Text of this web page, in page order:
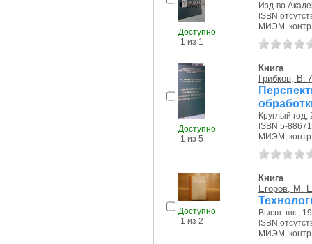
Доступно
1 из 1
Изд-во
ISBN
МИЭМ,
Доступно
1 из 5
Книга
Грибков, В.
Круглый год,
ISBN 5-
МИЭМ,
Доступно
1 из 2
Книга
Егоров, М.
Высш. шк.,
ISBN
МИЭМ,